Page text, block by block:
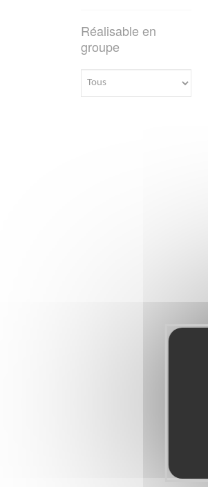
Réalisable en
groupe